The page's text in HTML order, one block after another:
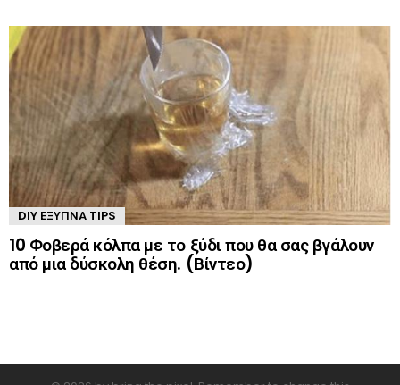
DIY ΈΞΥΠΝΑ TIPS
10 Φοβερά κόλπα με το ξύδι που θα σας βγάλουν
από μια δύσκολη θέση. (Βίντεο)